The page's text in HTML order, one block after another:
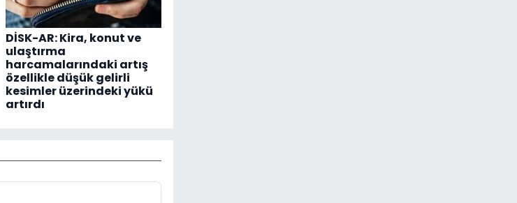
DİSK-AR: Kira, konut ve
ulaştırma
harcamalarındaki artış
özellikle düşük gelirli
kesimler üzerindeki yükü
artırdı